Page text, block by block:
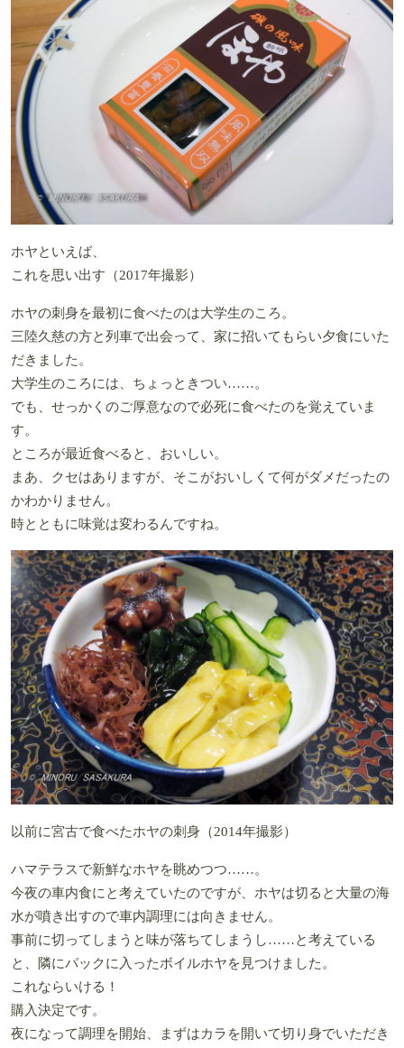
ホヤといえば、
これを思い出す（2017年撮影）
ホヤの刺身を最初に食べたのは大学生のころ。
三陸久慈の方と列車で出会って、家に招いてもらい夕食にいた
だきました。
大学生のころには、ちょっときつい……。
でも、せっかくのご厚意なので必死に食べたのを覚えていま
す。
ところが最近食べると、おいしい。
まあ、クセはありますが、そこがおいしくて何がダメだったの
かわかりません。
時とともに味覚は変わるんですね。
以前に宮古で食べたホヤの刺身（2014年撮影）
ハマテラスで新鮮なホヤを眺めつつ……。
今夜の車内食にと考えていたのですが、ホヤは切ると大量の海
水が噴き出すので車内調理には向きません。
事前に切ってしまうと味が落ちてしまうし……と考えている
と、隣にパックに入ったボイルホヤを見つけました。
これならいける！
購入決定です。
夜になって調理を開始、まずはカラを開いて切り身でいただき